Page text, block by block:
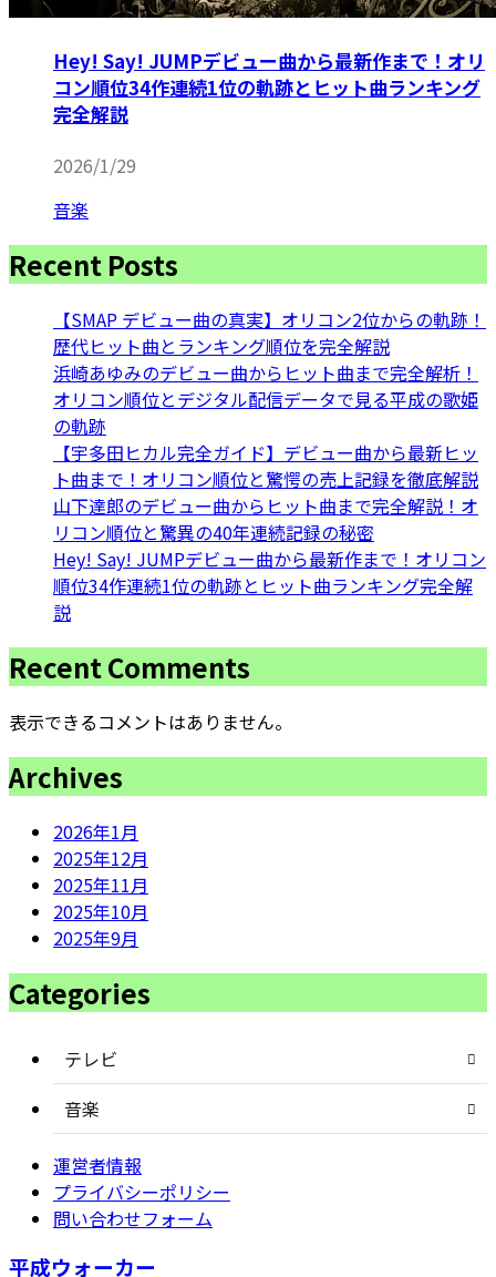
Hey! Say! JUMPデビュー曲から最新作まで！オリ
コン順位34作連続1位の軌跡とヒット曲ランキング
完全解説
2026/1/29
音楽
Recent Posts
【SMAP デビュー曲の真実】オリコン2位からの軌跡！
歴代ヒット曲とランキング順位を完全解説
浜崎あゆみのデビュー曲からヒット曲まで完全解析！
オリコン順位とデジタル配信データで見る平成の歌姫
の軌跡
【宇多田ヒカル完全ガイド】デビュー曲から最新ヒッ
ト曲まで！オリコン順位と驚愕の売上記録を徹底解説
山下達郎のデビュー曲からヒット曲まで完全解説！オ
リコン順位と驚異の40年連続記録の秘密
Hey! Say! JUMPデビュー曲から最新作まで！オリコン
順位34作連続1位の軌跡とヒット曲ランキング完全解
説
Recent Comments
表示できるコメントはありません。
Archives
2026年1月
2025年12月
2025年11月
2025年10月
2025年9月
Categories
テレビ
音楽
運営者情報
プライバシーポリシー
問い合わせフォーム
平成ウォーカー